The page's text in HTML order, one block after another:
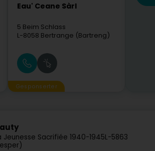
Eau' Ceane Sàrl
5 Beim Schlass
L-8058 Bertrange (Bartreng)
Gesponserter
Jeunesse Sacrifiée 1940-1945L-5863